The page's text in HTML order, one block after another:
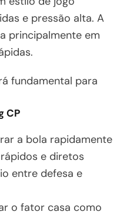
e pressão alta. A
principalmente em
fundamental para
CP
a bola rapidamente
e diretos
entre defesa e
o fator casa como